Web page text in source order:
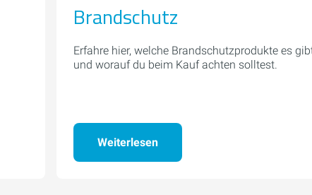
Brandschutz
Erfahre hier, welche Brandschutzprodukte es
und worauf du beim Kauf achten solltest.
Weiterlesen